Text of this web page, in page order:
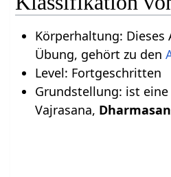
Körperhaltung: Dieses
Übung, gehört zu den
Level: Fortgeschritten
Grundstellung: ist
Vajrasana,